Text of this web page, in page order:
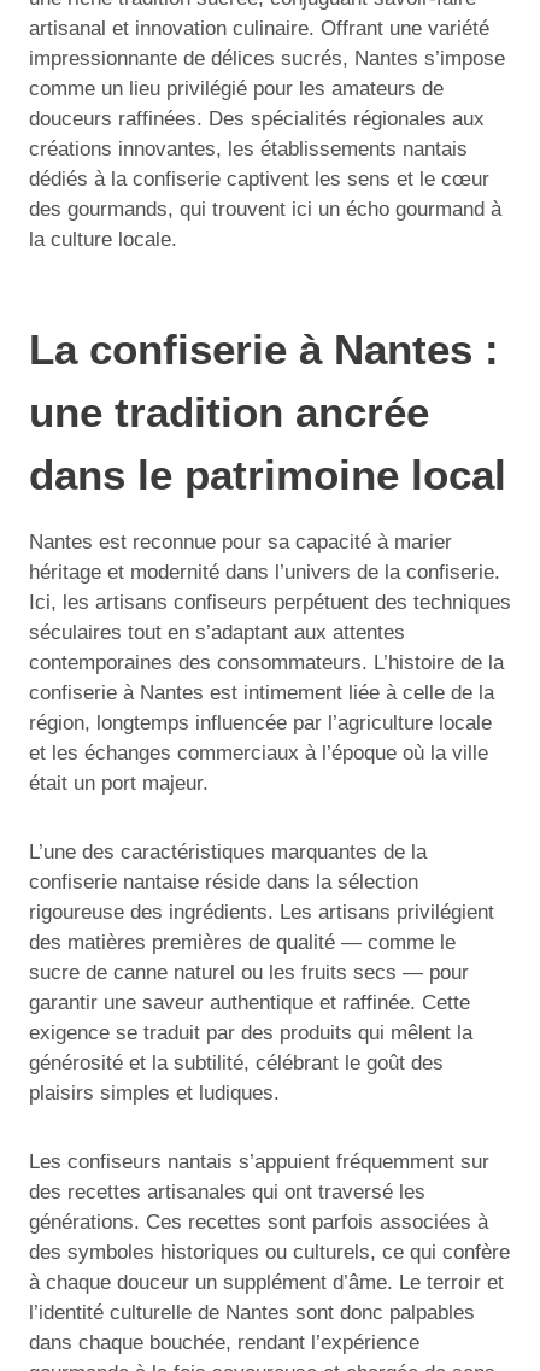
artisanal et innovation culinaire. Offrant une variété
impressionnante de délices sucrés, Nantes s’impose
comme un lieu privilégié pour les amateurs de
douceurs raffinées. Des spécialités régionales aux
créations innovantes, les établissements nantais
dédiés à la confiserie captivent les sens et le cœur
des gourmands, qui trouvent ici un écho gourmand à
la culture locale.
La confiserie à Nantes :
une tradition ancrée
dans le patrimoine local
Nantes est reconnue pour sa capacité à marier
héritage et modernité dans l’univers de la confiserie.
Ici, les artisans confiseurs perpétuent des techniques
séculaires tout en s’adaptant aux attentes
contemporaines des consommateurs. L’histoire de la
confiserie à Nantes est intimement liée à celle de la
région, longtemps influencée par l’agriculture locale
et les échanges commerciaux à l’époque où la ville
était un port majeur.
L’une des caractéristiques marquantes de la
confiserie nantaise réside dans la sélection
rigoureuse des ingrédients. Les artisans privilégient
des matières premières de qualité — comme le
sucre de canne naturel ou les fruits secs — pour
garantir une saveur authentique et raffinée. Cette
exigence se traduit par des produits qui mêlent la
générosité et la subtilité, célébrant le goût des
plaisirs simples et ludiques.
Les confiseurs nantais s’appuient fréquemment sur
des recettes artisanales qui ont traversé les
générations. Ces recettes sont parfois associées à
des symboles historiques ou culturels, ce qui confère
à chaque douceur un supplément d’âme. Le terroir et
l’identité culturelle de Nantes sont donc palpables
dans chaque bouchée, rendant l’expérience